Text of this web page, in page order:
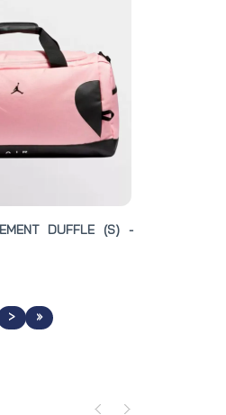
DUFFLE (S) -
> »